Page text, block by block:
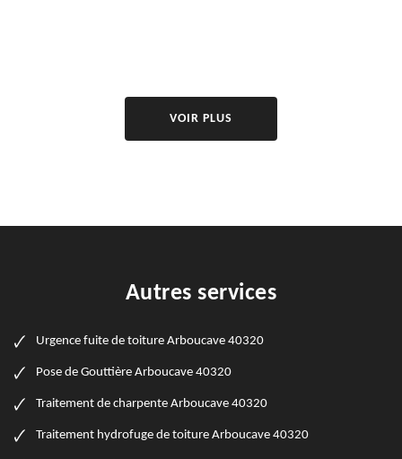
VOIR PLUS
Autres services
Urgence fuite de toiture Arboucave 40320
Pose de Gouttière Arboucave 40320
Traitement de charpente Arboucave 40320
Traitement hydrofuge de toiture Arboucave 40320